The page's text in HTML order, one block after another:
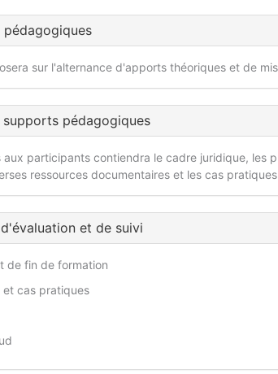
pédagogiques
sur l'alternance d'apports théoriques et de
supports pédagogiques
aux participants contiendra le cadre juridique, les
ressources documentaires et les cas
et de suivi
de fin de formation
et cas pratiques